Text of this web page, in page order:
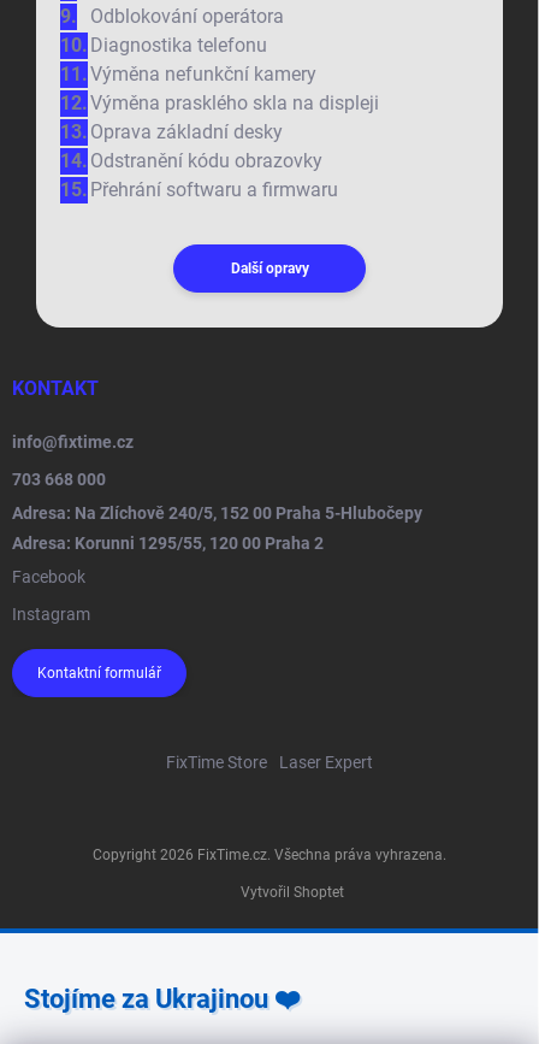
Odblokování operátora
Diagnostika telefonu
Výměna nefunkční kamery
Výměna prasklého skla na displeji
Oprava základní desky
Odstranění kódu obrazovky
Přehrání softwaru a firmwaru
Další opravy
KONTAKT
info@fixtime.cz
703 668 000
Adresa: Na Zlíchově 240/5, 152 00 Praha 5-Hlubočepy
Adresa: Korunni 1295/55, 120 00 Praha 2
Facebook
Instagram
Kontaktní formulář
FixTime Store Laser Expert
Vytvořil Shoptet
Copyright 2026 FixTime.cz . Všechna práva vyhrazena.
Stojíme za Ukrajinou ❤️